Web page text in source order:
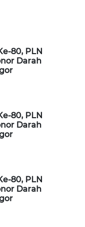
80, PLN
Darah
80, PLN
Darah
80, PLN
Darah